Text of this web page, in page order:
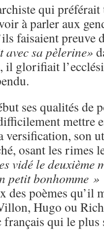
qui préférait
à parler aux
faisaient preuve
sa pèlerine»
il glorifiait
ses qualités de
mettre
versification, son
osant les rimes
vidé le deuxième
petit bonhomme »
des poèmes qu’il
Hugo ou
qui le plus